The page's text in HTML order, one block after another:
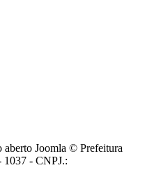
Joomla © Prefeitura
1037 - CNPJ.: